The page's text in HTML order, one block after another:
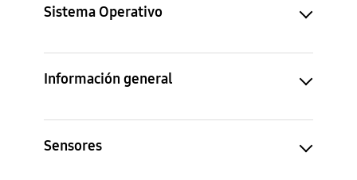
Sistema Operativo
Información general
Sensores